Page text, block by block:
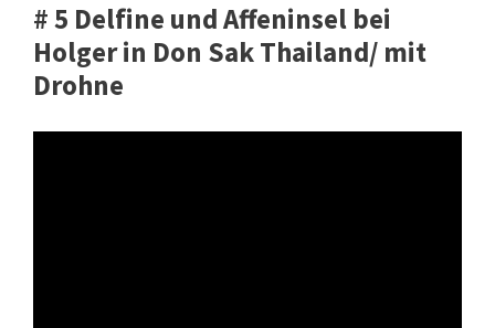
# 5 Delfine und Affeninsel bei
Holger in Don Sak Thailand/ mit
Drohne